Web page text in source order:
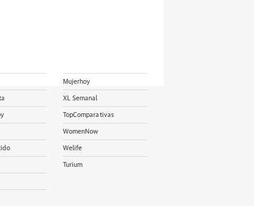
Mujerhoy
XL Semanal
TopComparativas
WomenNow
Welife
Turium